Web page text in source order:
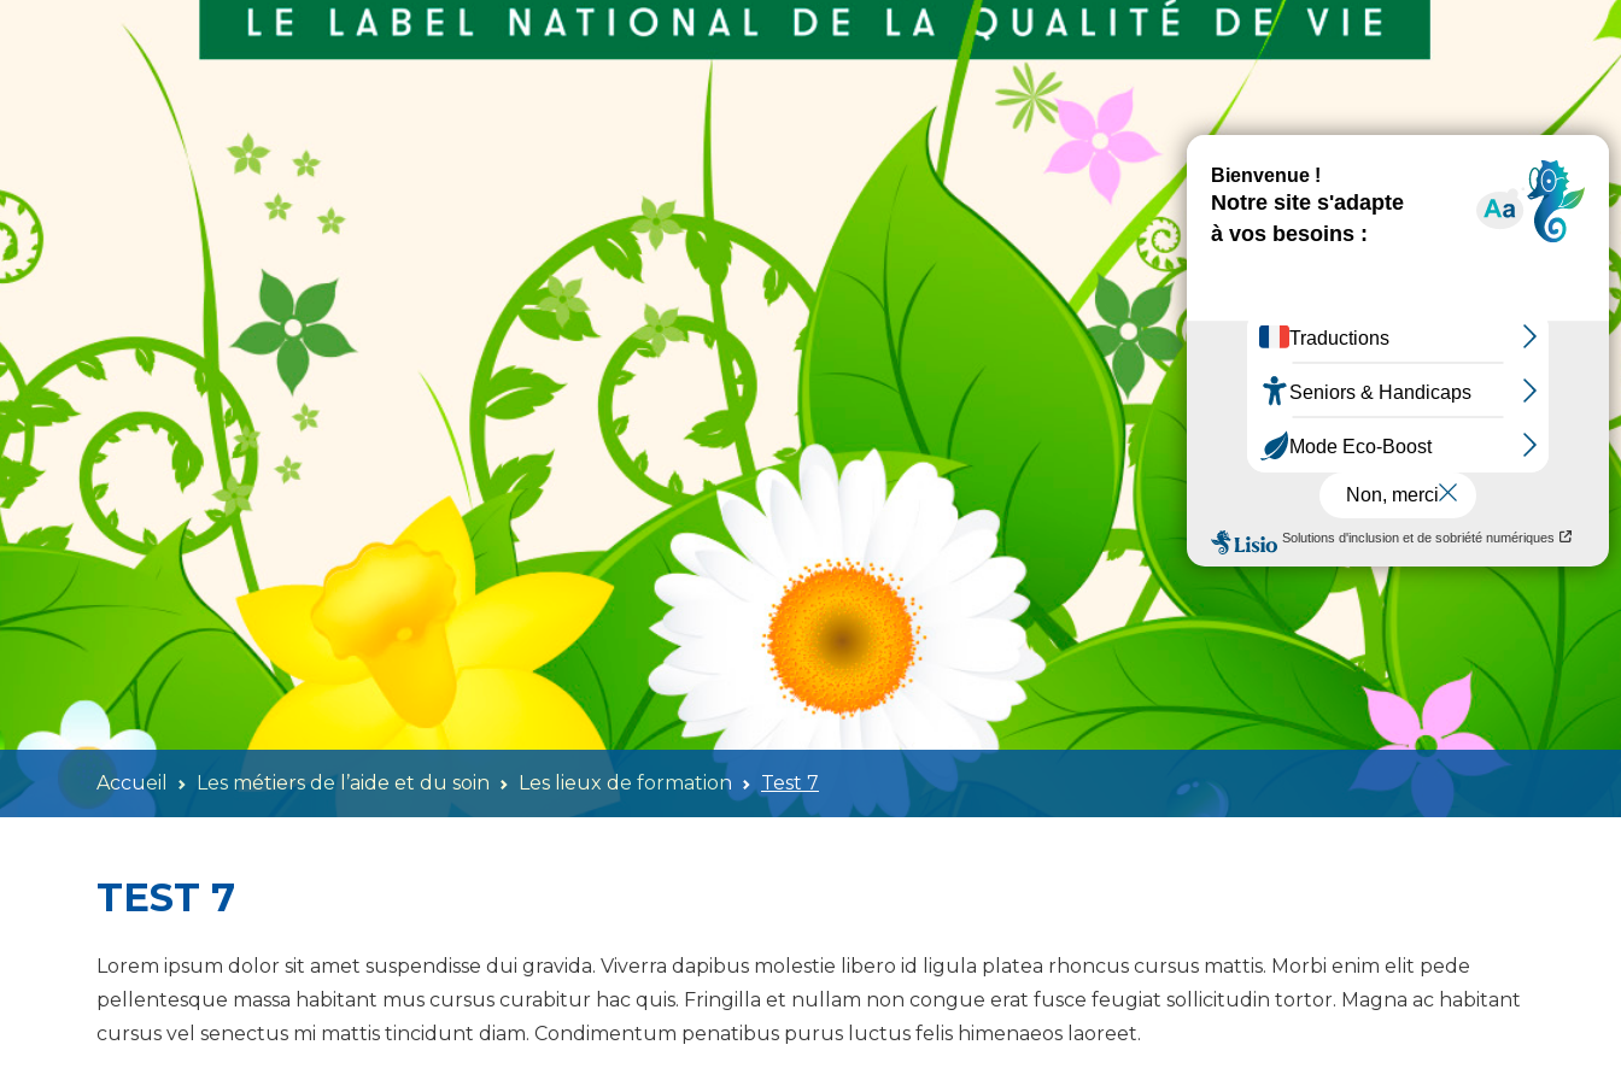
Accueil Les métiers de l’aide et du soin Les lieux de formation Test 7
TEST 7
Lorem ipsum dolor sit amet suspendisse dui gravida. Viverra dapibus molestie libero id ligula platea rhoncus cursus mattis. Morbi enim elit pede
pellentesque massa habitant mus cursus curabitur hac quis. Fringilla et nullam non congue erat fusce feugiat sollicitudin tortor. Magna ac habitant
cursus vel senectus mi mattis tincidunt diam. Condimentum penatibus purus luctus felis himenaeos laoreet.